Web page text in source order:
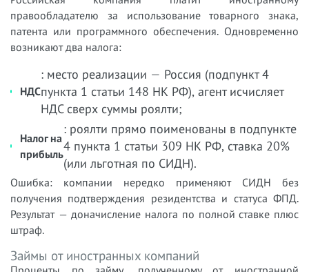
правообладателю за использование товарного знака,
патента или программного обеспечения. Одновременно
возникают два налога:
НДС
: место реализации — Россия (подпункт 4
пункта 1 статьи 148 НК РФ), агент исчисляет
НДС сверх суммы роялти;
Налог на
прибыль
: роялти прямо поименованы в подпункте
4 пункта 1 статьи 309 НК РФ, ставка 20%
(или льготная по СИДН).
Ошибка: компании нередко применяют СИДН без
получения подтверждения резидентства и статуса ФПД.
Результат — доначисление налога по полной ставке плюс
штраф.
Займы от иностранных компаний